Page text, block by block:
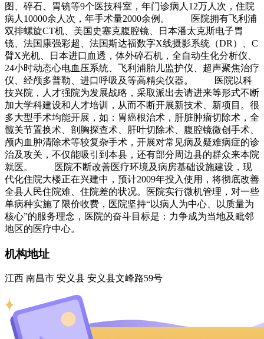
图、碎石、胃镜等9个医技科室，年门诊病人12万人次，住院
病人10000余人次，年手术量2000余例。 医院拥有飞利浦
双排螺旋CT机、美国史塞克腹腔镜、日本潘太克斯电子胃
镜、法国康强彩超、法国斯达福数字X线摄影系统（DR）、C
臂X光机、日本进口血透，体外碎石机，全自动生化分析仪、
24小时动态心电血压系统、飞利浦胎儿监护仪、超声聚焦治疗
仪、经颅多普勒、进口呼吸及等高精尖仪器。 医院以科
技兴院，人才强院为发展战略，采取派出去请进来等形式不断
加大学科建设和人才培训，从而不断开展新技术、新项目。很
多大型手术均能开展，如：胃癌根治术，肝脏肿瘤切除术，全
髋关节置换术、剖胸探查术、肝叶切除术、腹腔镜微创手术、
颅内血肿清除术等较复杂手术，开展对常见病及疑难病症的诊
治及攻关，不仅能吸引到本县，还有部分周边县的群众来本院
就医。 医院不断改善医疗环境及病房基础设施建设，现
代化住院大楼正在兴建中，预计2009年投入使用，将彻底改善
全县人民住院难、住院差的状况。医院实行微机管理，对一些
单病种实施了限价收费，医院坚持“以病人为中心、以质量为
核心”的服务理念，医院的奋斗目标是：力争成为当地及毗邻
地区的医疗中心。
机构地址
江西 南昌市 安义县 安义县文峰路59号